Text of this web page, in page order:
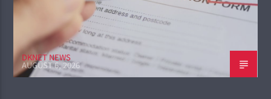
DKNET NEWS
AUGUST 6, 2026